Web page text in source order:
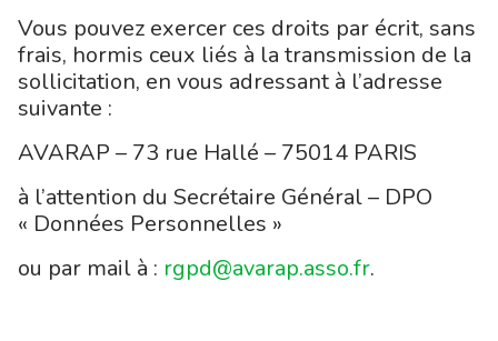
Vous pouvez exercer ces droits par écrit, sans
frais, hormis ceux liés à la transmission de la
sollicitation, en vous adressant à l’adresse
suivante :
AVARAP – 73 rue Hallé – 75014 PARIS
à l’attention du Secrétaire Général – DPO
« Données Personnelles »
ou par mail à : rgpd@avarap.asso.fr.